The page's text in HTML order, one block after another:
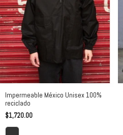
Impermeable México Unisex 100%
reciclado
$1,720.00